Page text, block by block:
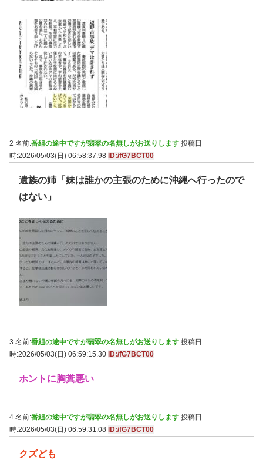
2 名前:番組の途中ですが翡翠の名無しがお送りします 投稿日
時:2026/05/03(日) 06:58:37.98 ID:/fG7BCT00
遺族の姉「妹は誰かの主張のために沖縄へ行ったので
はない」
3 名前:番組の途中ですが翡翠の名無しがお送りします 投稿日
時:2026/05/03(日) 06:59:15.30 ID:/fG7BCT00
ホントに胸糞悪い
4 名前:番組の途中ですが翡翠の名無しがお送りします 投稿日
時:2026/05/03(日) 06:59:31.08 ID:/fG7BCT00
クズども